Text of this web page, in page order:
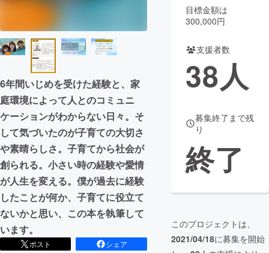
CAMPFIREふるさと納税
コミュニティ
6年間いじめを受けた経験と、家
庭環境によって人とのコミュニ
ケーションがわからない日々。そ
して気づいたのが子育ての大切さ
や素晴らしさ。子育てから社会が
創られる。小さい時の経験や愛情
が人生を変える。僕が過去に経験
したことが何か、子育てに役立て
ないかと思い、この本を執筆して
います。
ポスト
シェア
目標金額は
300,000円
支援者数
38人
募集終了まで残
り
終了
このプロジェクトは、
2021/04/18に募集を開始